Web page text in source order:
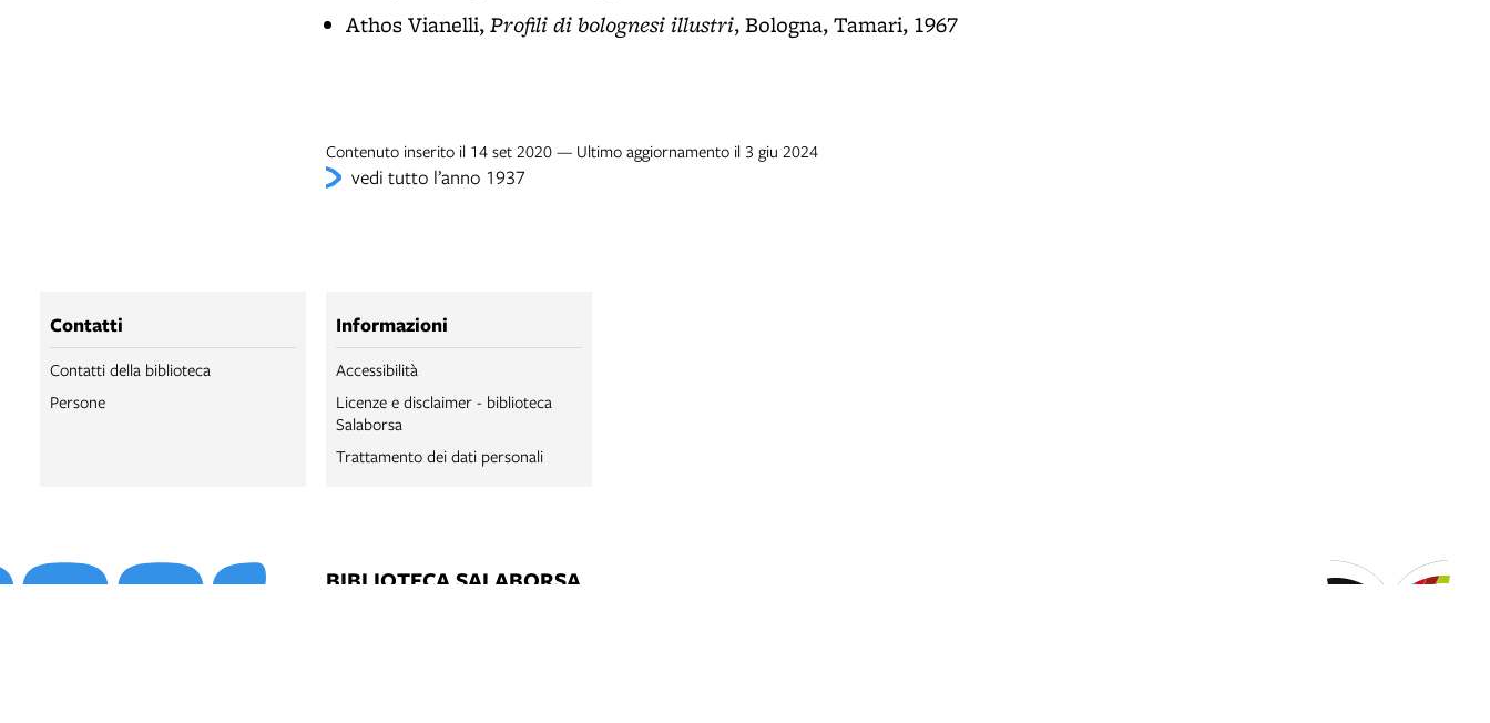
Athos Vianelli,Profili di bolognesi illustri, Bologna, Tamari, 1967
Contenuto inserito il 14 set 2020 — Ultimo aggiornamento il 3 giu 2024
vedi tutto l’anno 1937
Contatti
Contatti della biblioteca
Persone
Informazioni
Accessibilità
Licenze e disclaimer - biblioteca
Salaborsa
Trattamento dei dati personali
BIBLIOTECA SALABORSA